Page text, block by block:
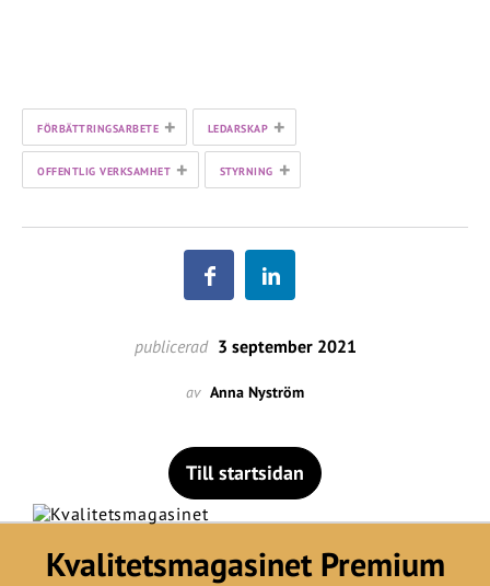
FÖRBÄTTRINGSARBETE + LEDARSKAP +
OFFENTLIG VERKSAMHET + STYRNING +
publicerad 3 september 2021
av Anna Nyström
Till startsidan
Kvalitetsmagasinet Premium